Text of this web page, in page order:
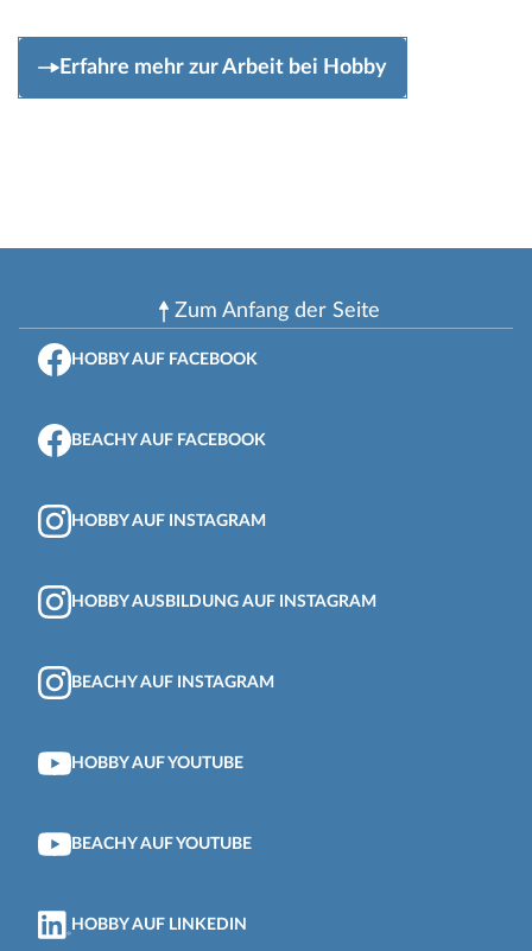
Erfahre mehr zur Arbeit bei Hobby
Zum Anfang der Seite
HOBBY AUF FACEBOOK
BEACHY AUF FACEBOOK
HOBBY AUF INSTAGRAM
HOBBY AUSBILDUNG AUF INSTAGRAM
BEACHY AUF INSTAGRAM
HOBBY AUF YOUTUBE
BEACHY AUF YOUTUBE
HOBBY AUF LINKEDIN